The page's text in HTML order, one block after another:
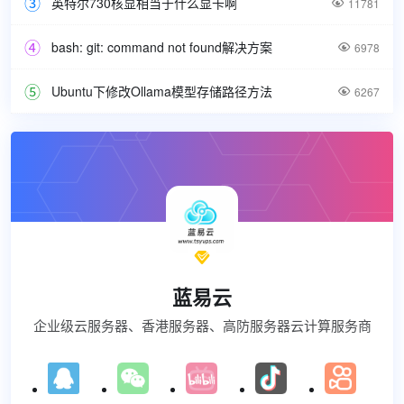
11781
bash: git: command not found解决方案  6978
Ubuntu下修改Ollama模型存储路径方法  6267

蓝易云
企业级云服务器、香港服务器、高防服务器云计算服务商